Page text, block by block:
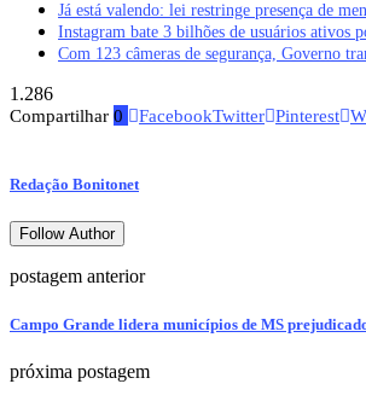
Já está valendo: lei restringe presença de
Instagram bate 3 bilhões de usuários ativos
Com 123 câmeras de segurança, Governo
1.286
Compartilhar 0 FacebookTwitter Pinterest
Redação Bonitonet
Follow Author
postagem anterior
Campo Grande lidera municípios de MS
próxima postagem